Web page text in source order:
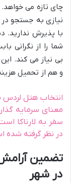
چای تازه می خواهد.
نیازی به جستجو
با پذیرش ندارید.
شما را از نگرانی
بی نیاز می کند.
و هم از تحمیل
انتخاب هتل لردس
معنای سرمایه
سفر به لارناکا
در نظر گرفته شده
تضمین
در شهر